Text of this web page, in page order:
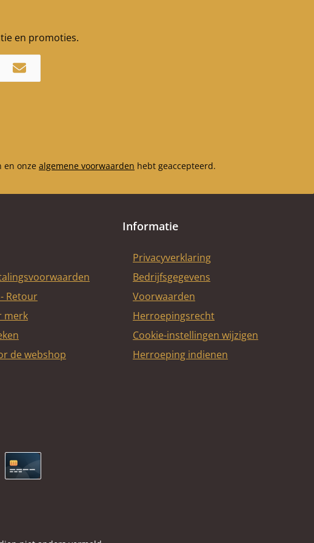
en promoties.
en onze algemene voorwaarden hebt geaccepteerd.
Retour
merk
de webshop
Informatie
Privacyverklaring
Bedrijfsgegevens
Voorwaarden
Herroepingsrecht
Cookie-instellingen wijzigen
Herroeping indienen